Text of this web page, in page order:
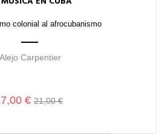
colonial al afrocubanismo
Alejo Carpentier
€21,00 €